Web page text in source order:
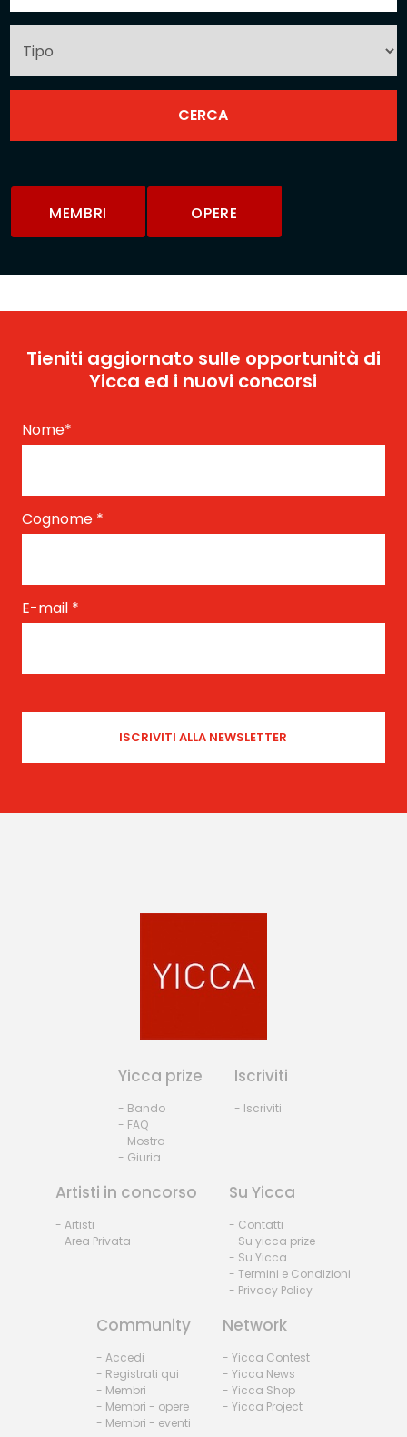
MEMBRI OPERE
Tieniti aggiornato sulle opportunità di
Yicca ed i nuovi concorsi
Nome*
Cognome *
E-mail *
Yicca prize
- Bando
- FAQ
- Mostra
- Giuria
Iscriviti
- Iscriviti
Artisti in concorso
- Artisti
- Area Privata
Su Yicca
- Contatti
- Su yicca prize
- Su Yicca
- Termini e Condizioni
- Privacy Policy
Community
- Accedi
- Registrati qui
- Membri
- Membri - opere
- Membri - eventi
Network
- Yicca Contest
- Yicca News
- Yicca Shop
- Yicca Project